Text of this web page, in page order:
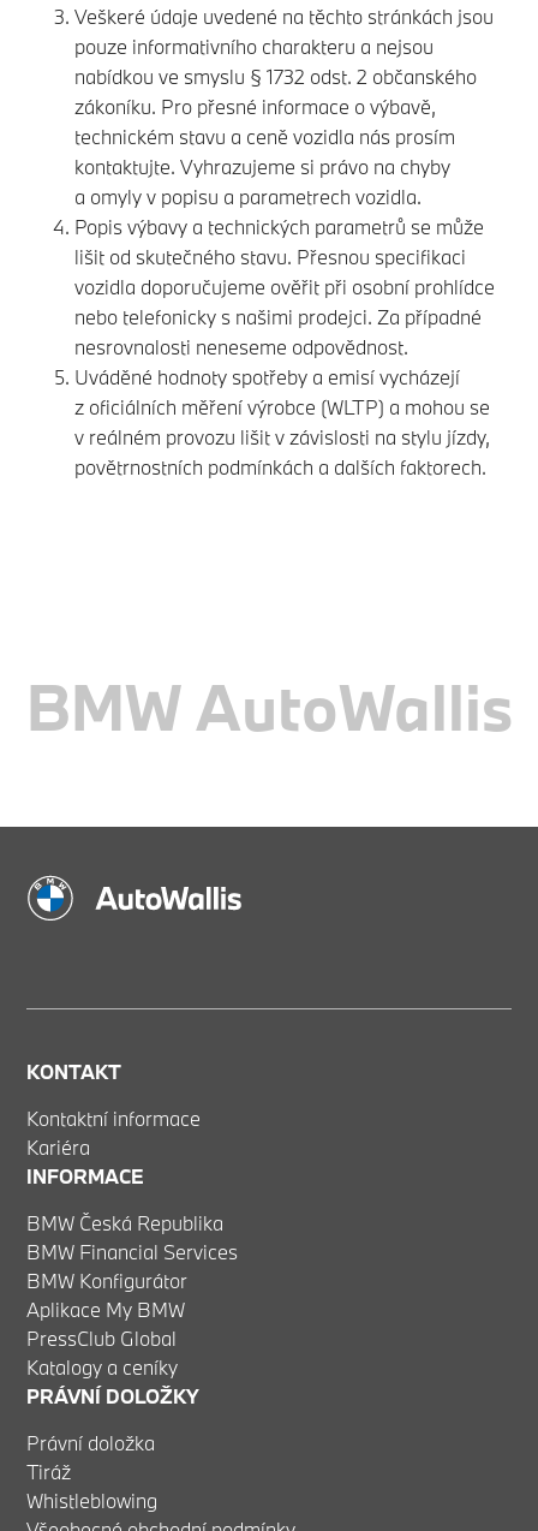
Veškeré údaje uvedené na těchto stránkách jsou
pouze informativního charakteru a nejsou
nabídkou ve smyslu § 1732 odst. 2 občanského
zákoníku. Pro přesné informace o výbavě,
technickém stavu a ceně vozidla nás prosím
kontaktujte. Vyhrazujeme si právo na chyby
a omyly v popisu a parametrech vozidla.
Popis výbavy a technických parametrů se může
lišit od skutečného stavu. Přesnou specifikaci
vozidla doporučujeme ověřit při osobní prohlídce
nebo telefonicky s našimi prodejci. Za případné
nesrovnalosti neneseme odpovědnost.
Uváděné hodnoty spotřeby a emisí vycházejí
z oficiálních měření výrobce (WLTP) a mohou se
v reálném provozu lišit v závislosti na stylu jízdy,
povětrnostních podmínkách a dalších faktorech.
BMW AutoWallis
KONTAKT
Kontaktní informace
Kariéra
INFORMACE
BMW Česká Republika
BMW Financial Services
BMW Konfigurátor
Aplikace My BMW
PressClub Global
Katalogy a ceníky
PRÁVNÍ DOLOŽKY
Právní doložka
Tiráž
Whistleblowing